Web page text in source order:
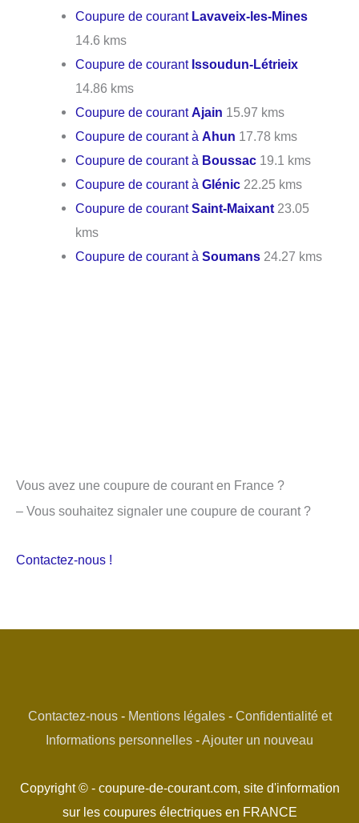
Coupure de courant Lavaveix-les-Mines
14.6 kms
Coupure de courant Issoudun-Létrieix
14.86 kms
Coupure de courantAjain 15.97 kms
Coupure de courant àAhun 17.78 kms
Coupure de courant à Boussac 19.1 kms
Coupure de courant àGlénic 22.25 kms
Coupure de courantSaint-Maixant 23.05
kms
Coupure de courant àSoumans 24.27 kms
Vous avez une coupure de courant en France ?
– Vous souhaitez signaler une coupure de courant ?
Contactez-nous !
Contactez-nous- Mentions légales- Confidentialité et
Informations personnelles - Ajouter un nouveau
Copyright © - coupure-de-courant.com, site d'information
sur les coupures électriques en FRANCE